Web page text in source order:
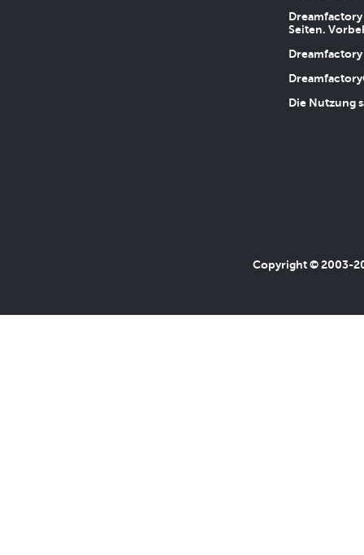
Seiten.
Die Nutzung
Copyright © 2003-